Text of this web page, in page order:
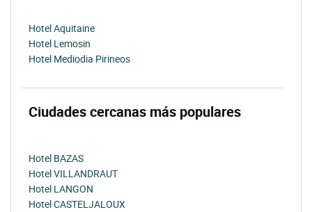
Hotel Aquitaine
Hotel Lemosin
Hotel Mediodia Pirineos
Ciudades cercanas más populares
Hotel BAZAS
Hotel VILLANDRAUT
Hotel LANGON
Hotel CASTELJALOUX